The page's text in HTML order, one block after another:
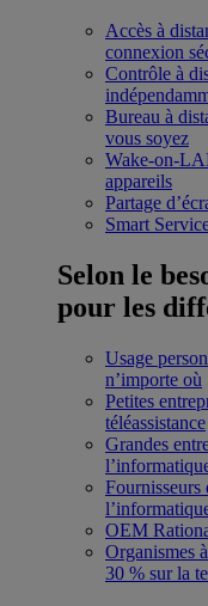
Accès à
connexion
Contrôle à
Bureau à
vous soyez
Wake-on-
appareils
Partage
Smart
Selon le
pour les
Usage
n’importe où
Petites
téléassistance
Grandes
Fournisseurs
OEM
Organismes
30 % sur la